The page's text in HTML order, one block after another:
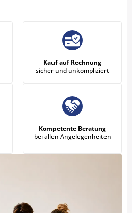
Kauf auf Rechnung
sicher und unkompliziert
Kompetente Beratung
bei allen Angelegenheiten